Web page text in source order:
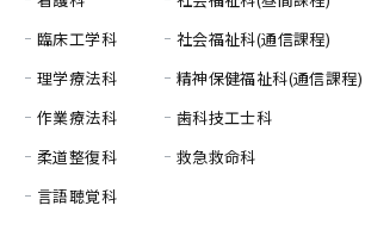
臨床工学科
理学療法科
作業療法科
柔道整復科
言語聴覚科
社会福祉科(通信課程)
精神保健福祉科(通信課程)
歯科技工士科
救急救命科